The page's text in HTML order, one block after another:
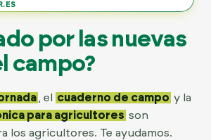
por las nuevas
campo?
, el cuaderno de campo y la
para agricultores son
los agricultores. Te ayudamos.